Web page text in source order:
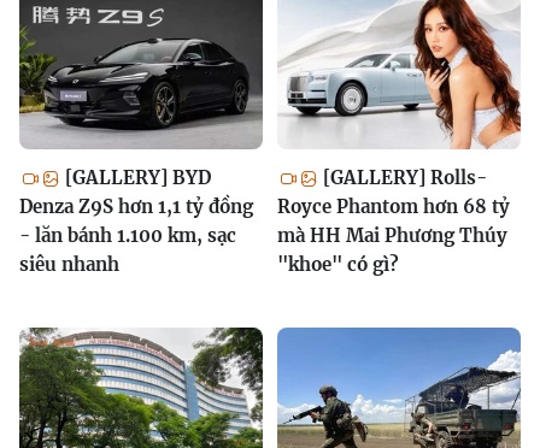
[GALLERY] BYD
Denza Z9S hơn 1,1 tỷ đồng
- lăn bánh 1.100 km, sạc
siêu nhanh
[GALLERY] Rolls-
Royce Phantom hơn 68 tỷ
mà HH Mai Phương Thúy
"khoe" có gì?